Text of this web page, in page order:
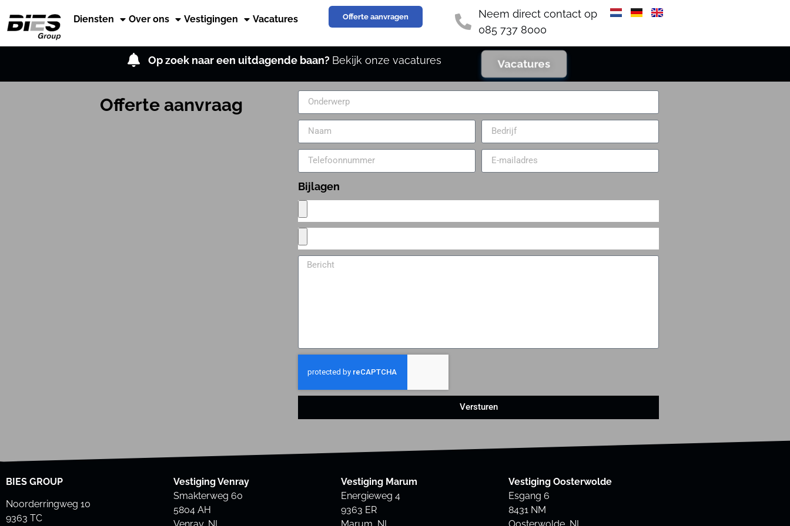
Diensten Over ons Vestigingen Vacatures Offerte aanvragen
Neem direct contact op
085 737 8000​
Op zoek naar een uitdagende baan? Bekijk onze vacatures Vacatures
Offerte aanvraag
Bijlagen
Versturen
BIES GROUP
Noorderringweg 10
9363 TC
Vestiging Venray
Smakterweg 60
5804 AH
Venray, NL
Vestiging Marum
Energieweg 4
9363 ER
Marum, NL
Vestiging Oosterwolde
Esgang 6
8431 NM
Oosterwolde, NL